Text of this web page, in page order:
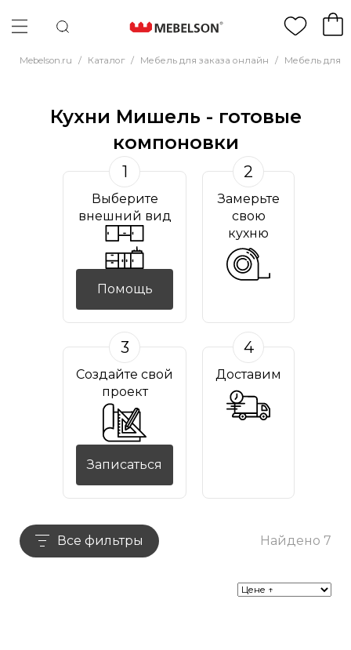
Mebelson.ru / Каталог / Мебель для заказа онлайн / Мебель для
Кухни Мишель - готовые
компоновки
1
Выберите
внешний вид
Помощь
2
Замерьте
свою
кухню
3
Создайте свой
проект
Записаться
4
Доставим
Все фильтры Найдено 7